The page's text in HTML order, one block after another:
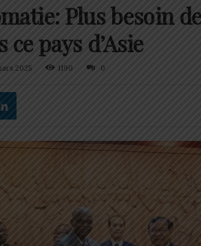
Plus besoin
pays d’Asie
2025 1190 0